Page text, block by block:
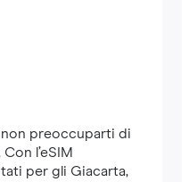
preoccuparti di
l’eSIM
per gli Giacarta,